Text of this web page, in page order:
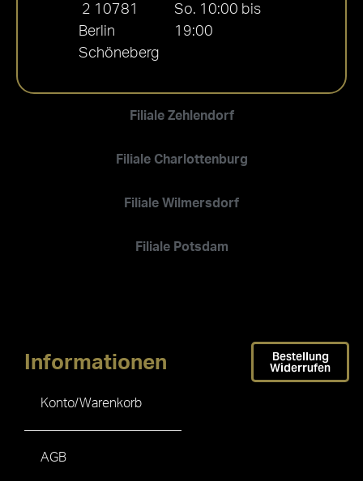
Filiale Zehlendorf
Filiale Charlottenburg
Filiale Wilmersdorf
Filiale Potsdam
2 10781
Berlin
Schöneberg
So. 10:00 bis
19:00
Informationen
Konto/Warenkorb
AGB
Bestellung
Widerrufen